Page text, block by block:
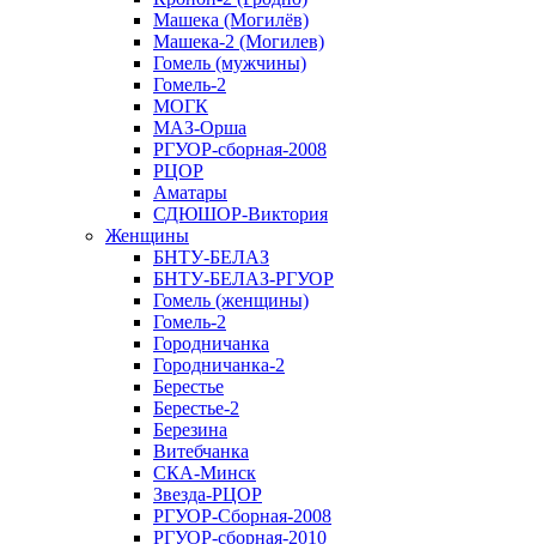
Машека (Могилёв)
Машека-2 (Могилев)
Гомель (мужчины)
Гомель-2
МОГК
МАЗ-Орша
РГУОР-сборная-2008
РЦОР
Аматары
СДЮШОР-Виктория
Женщины
БНТУ-БЕЛАЗ
БНТУ-БЕЛАЗ-РГУОР
Гомель (женщины)
Гомель-2
Городничанка
Городничанка-2
Берестье
Берестье-2
Березина
Витебчанка
СКА-Минск
Звезда-РЦОР
РГУОР-Сборная-2008
РГУОР-сборная-2010